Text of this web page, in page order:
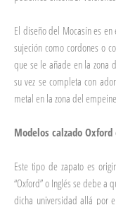
El diseño del Mocasín es
sujeción como cordones o
que se le añade en la zona
su vez se completa con
metal en la zona del
Modelos calzado
Este tipo de zapato es
“Oxford” o Inglés se debe a
dicha universidad allá por